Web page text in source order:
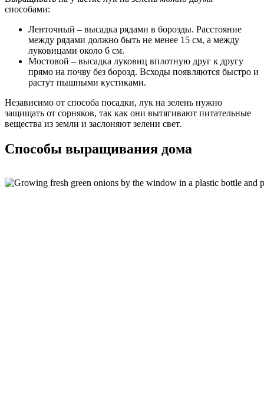
способами:
Ленточный – высадка рядами в борозды. Расстояние
между рядами должно быть не менее 15 см, а между
луковицами около 6 см.
Мостовой – высадка луковиц вплотную друг к другу
прямо на почву без борозд. Всходы появляются быстро и
растут пышными кустиками.
Независимо от способа посадки, лук на зелень нужно
защищать от сорняков, так как они вытягивают питательные
вещества из земли и заслоняют зелени свет.
Способы выращивания дома